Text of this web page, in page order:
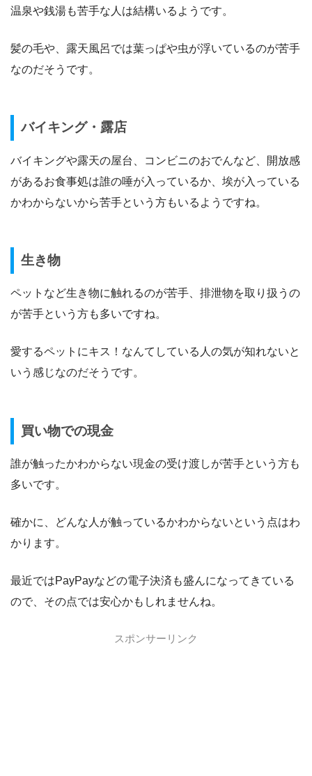
温泉や銭湯も苦手な人は結構いるようです。
髪の毛や、露天風呂では葉っぱや虫が浮いているのが苦手
なのだそうです。
バイキング・露店
バイキングや露天の屋台、コンビニのおでんなど、開放感
があるお食事処は誰の唾が入っているか、埃が入っている
かわからないから苦手という方もいるようですね。
生き物
ペットなど生き物に触れるのが苦手、排泄物を取り扱うの
が苦手という方も多いですね。
愛するペットにキス！なんてしている人の気が知れないと
いう感じなのだそうです。
買い物での現金
誰が触ったかわからない現金の受け渡しが苦手という方も
多いです。
確かに、どんな人が触っているかわからないという点はわ
かります。
最近ではPayPayなどの電子決済も盛んになってきている
ので、その点では安心かもしれませんね。
スポンサーリンク